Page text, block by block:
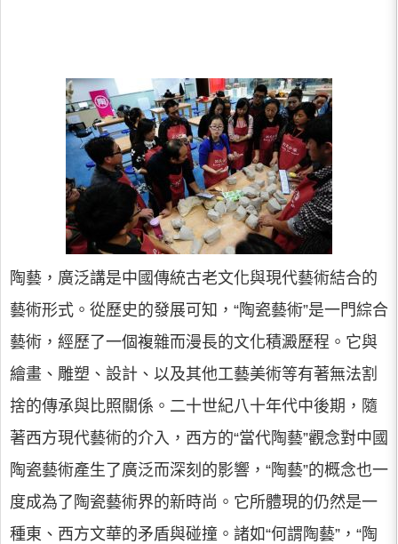
陶藝，廣泛講是中國傳統古老文化與現代藝術結合的
藝術形式。從歷史的發展可知，“陶瓷藝術”是一門綜合
藝術，經歷了一個複雜而漫長的文化積澱歷程。它與
繪畫、雕塑、設計、以及其他工藝美術等有著無法割
捨的傳承與比照關係。二十世紀八十年代中後期，隨
著西方現代藝術的介入，西方的“當代陶藝”觀念對中國
陶瓷藝術產生了廣泛而深刻的影響，“陶藝”的概念也一
度成為了陶瓷藝術界的新時尚。它所體現的仍然是一
種東、西方文華的矛盾與碰撞。諸如“何謂陶藝”，“陶